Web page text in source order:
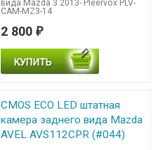
вида Mazda 3 2013- Pleervox PLV-
CAM-MZ3-14
2 800 ₽
CMOS ECO LED штатная
камера заднего вида Mazda
AVEL AVS112CPR (#044)